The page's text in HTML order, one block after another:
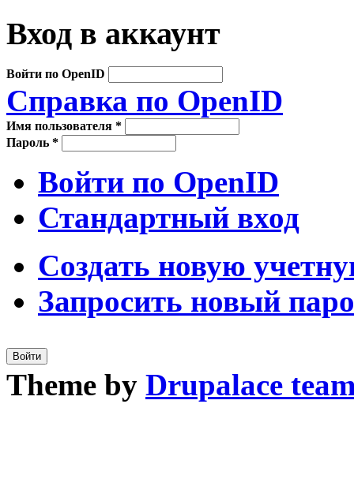
Вход в аккаунт
Войти по OpenID
Справка по OpenID
Имя пользователя *
Пароль *
Войти по OpenID
Стандартный вход
Создать новую
Запросить новый
Theme by Drupalace